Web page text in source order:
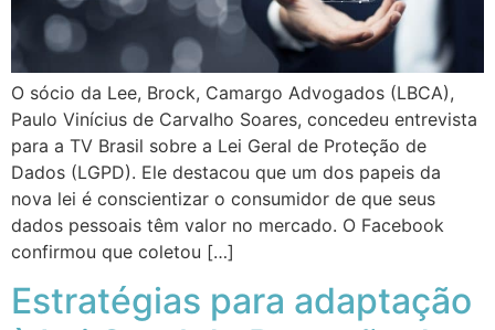
O sócio da Lee, Brock, Camargo Advogados (LBCA),
Paulo Vinícius de Carvalho Soares, concedeu entrevista
para a TV Brasil sobre a Lei Geral de Proteção de
Dados (LGPD). Ele destacou que um dos papeis da
nova lei é conscientizar o consumidor de que seus
dados pessoais têm valor no mercado. O Facebook
confirmou que coletou […]
Estratégias para adaptação